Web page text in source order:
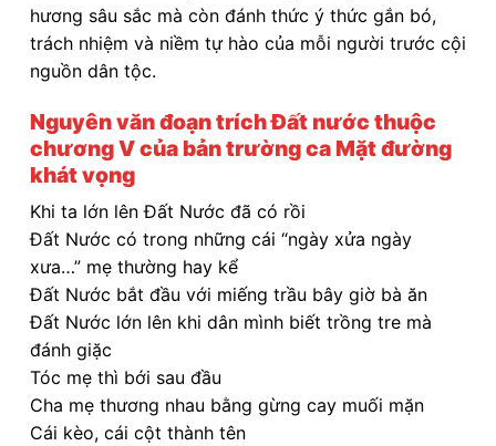
hương sâu sắc mà còn đánh thức ý thức gắn bó,
trách nhiệm và niềm tự hào của mỗi người trước cội
nguồn dân tộc.
Nguyên văn đoạn trích Đất nước thuộc
chương V của bản trường ca Mặt đường
khát vọng
Khi ta lớn lên Đất Nước đã có rồi
Đất Nước có trong những cái “ngày xửa ngày
xưa…” mẹ thường hay kể
Đất Nước bắt đầu với miếng trầu bây giờ bà ăn
Đất Nước lớn lên khi dân mình biết trồng tre mà
đánh giặc
Tóc mẹ thì bới sau đầu
Cha mẹ thương nhau bằng gừng cay muối mặn
Cái kèo, cái cột thành tên